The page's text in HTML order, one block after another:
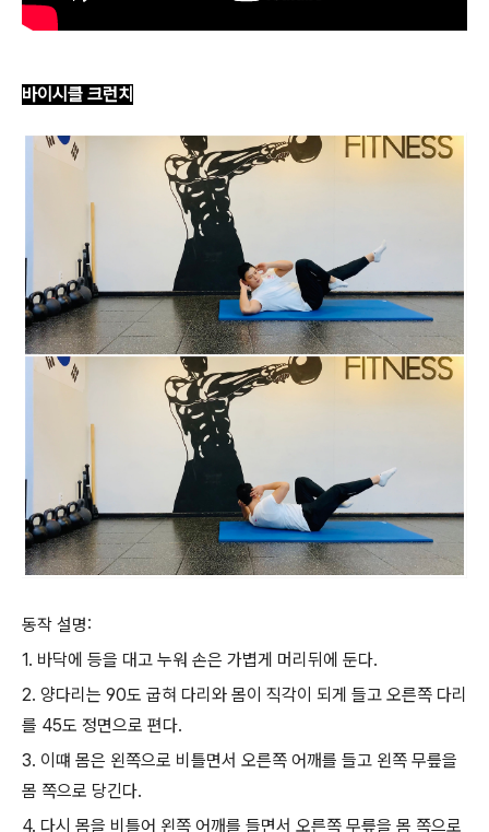
바이시클 크런치
동작 설명:
1. 바닥에 등을 대고 누워 손은 가볍게 머리뒤에 둔다.
2. 양다리는 90도 굽혀 다리와 몸이 직각이 되게 들고 오른쪽 다리
를 45도 정면으로 편다.
3. 이떄 몸은 왼쪽으로 비틀면서 오른쪽 어깨를 들고 왼쪽 무릎을
몸 쪽으로 당긴다.
4. 다시 몸을 비틀어 왼쪽 어깨를 들면서 오른쪽 무릎을 몸 쪽으로